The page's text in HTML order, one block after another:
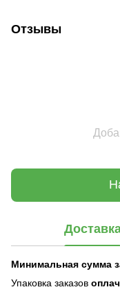
Отзывы
Минимальная сумма
Упаковка заказов